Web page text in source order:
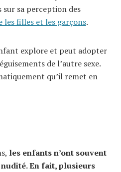
sur sa perception des
filles et les garçons.
explore et peut adopter
de l’autre sexe.
qu’il remet en
les enfants n’ont souvent
En fait, plusieurs